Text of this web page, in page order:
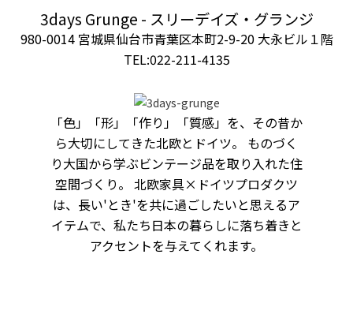
3days Grunge - スリーデイズ・グランジ
980-0014 宮城県仙台市青葉区本町2-9-20 大永ビル１階
TEL:022-211-4135
「色」「形」「作り」「質感」を、その昔か
ら大切にしてきた北欧とドイツ。 ものづく
り大国から学ぶビンテージ品を取り入れた住
空間づくり。 北欧家具×ドイツプロダクツ
は、長い'とき'を共に過ごしたいと思えるア
イテムで、私たち日本の暮らしに落ち着きと
アクセントを与えてくれます。